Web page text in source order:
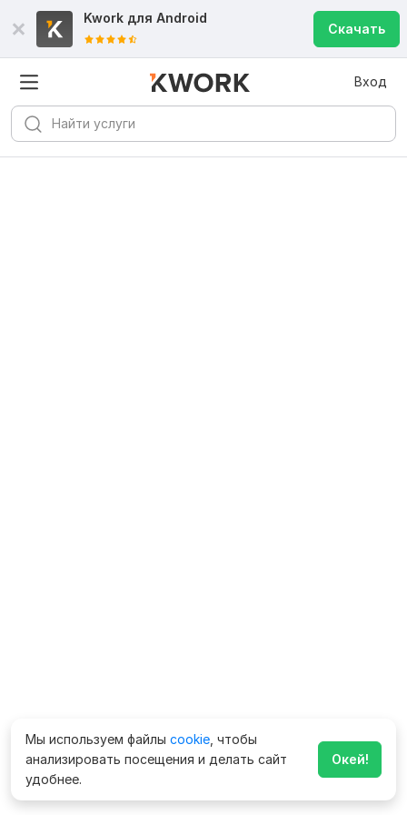
Kwork для Android
Скачать
Вход
Мы используем файлы cookie , чтобы
анализировать посещения и делать сайт
удобнее.
Окей!